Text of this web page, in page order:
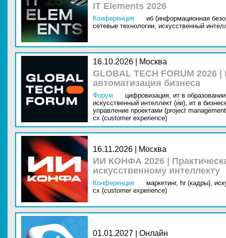
IT Elements 2026
Конференция
иб (информационная
сетевые технологии, искусственный
16.10.2026 | Москва
GLOBAL TECH FORUM
автоматизация бизнеса
Форум цифровизация, ит в
искусственный интеллект (ии), ит в
управление проектами (project
cx (customer experience)
16.11.2026 | Москва
ИИ КОНФА 2026 |
искусственному интеллекту
Конференция маркетинг, hr (кадры),
cx (customer experience)
01.01.2027 | Онлайн